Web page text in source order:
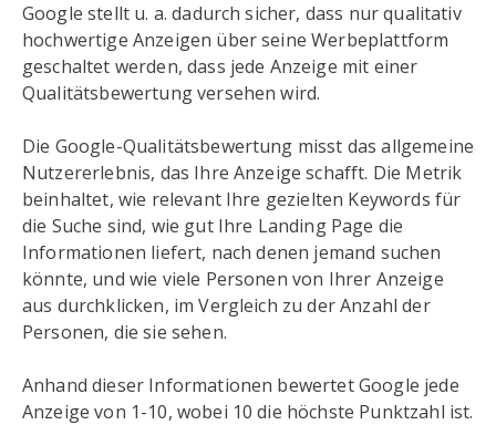
Google stellt u. a. dadurch sicher, dass nur qualitativ
hochwertige Anzeigen über seine Werbeplattform
geschaltet werden, dass jede Anzeige mit einer
Qualitätsbewertung versehen wird.
Die Google-Qualitätsbewertung misst das allgemeine
Nutzererlebnis, das Ihre Anzeige schafft. Die Metrik
beinhaltet, wie relevant Ihre gezielten Keywords für
die Suche sind, wie gut Ihre Landing Page die
Informationen liefert, nach denen jemand suchen
könnte, und wie viele Personen von Ihrer Anzeige
aus durchklicken, im Vergleich zu der Anzahl der
Personen, die sie sehen.
Anhand dieser Informationen bewertet Google jede
Anzeige von 1-10, wobei 10 die höchste Punktzahl ist.